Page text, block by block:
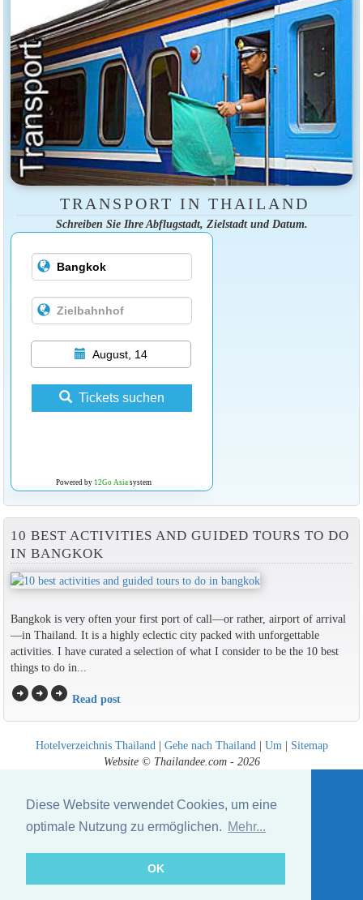
Diese Website verwendet Cookies, um eine
optimale Nutzung zu ermöglichen. Mehr...
OK
TRANSPORT IN THAILAND
Schreiben Sie Ihre Abflugstadt, Zielstadt und Datum.
August, 14
Tickets suchen
Powered by 12Go Asiasystem
10 BEST ACTIVITIES AND GUIDED TOURS TO DO
IN BANGKOK
Bangkok is very often your first port of call—or rather, airport of arrival
—in Thailand. It is a highly eclectic city packed with unforgettable
activities. I have curated a selection of what I consider to be the 10 best
things to do in...
arrow_circle_rightarrow_circle_rightarrow_circle_right Read post
Hotelverzeichnis Thailand | Gehe nach Thailand | Um | Sitemap
Website © Thailandee.com - 2026